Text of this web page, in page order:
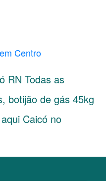
Centro
RN Todas as
botijão de gás 45kg
Caicó no